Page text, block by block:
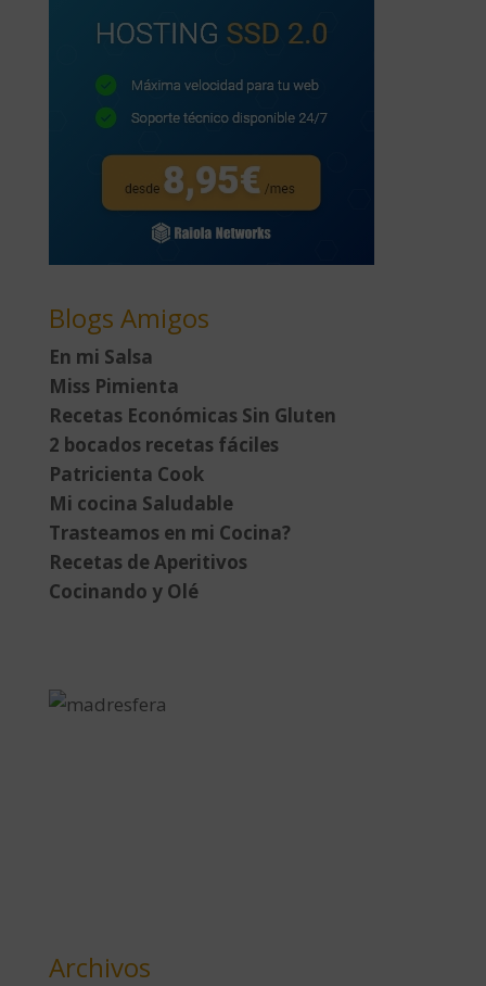
Blogs Amigos
En mi Salsa
Miss Pimienta
Recetas Económicas Sin Gluten
2 bocados recetas fáciles
Patricienta Cook
Mi cocina Saludable
Trasteamos en mi Cocina?
Recetas de Aperitivos
Cocinando y Olé
Archivos